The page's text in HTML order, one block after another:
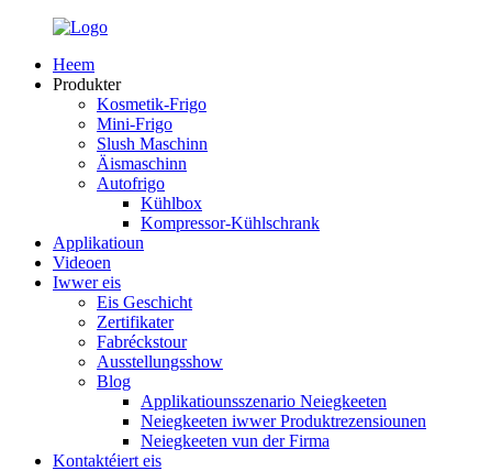
Heem
Produkter
Kosmetik-Frigo
Mini-Frigo
Slush Maschinn
Äismaschinn
Autofrigo
Kühlbox
Kompressor-Kühlschrank
Applikatioun
Videoen
Iwwer eis
Eis Geschicht
Zertifikater
Fabréckstour
Ausstellungsshow
Blog
Applikatiounsszenario Neiegkeeten
Neiegkeeten iwwer Produktrezensiounen
Neiegkeeten vun der Firma
Kontaktéiert eis